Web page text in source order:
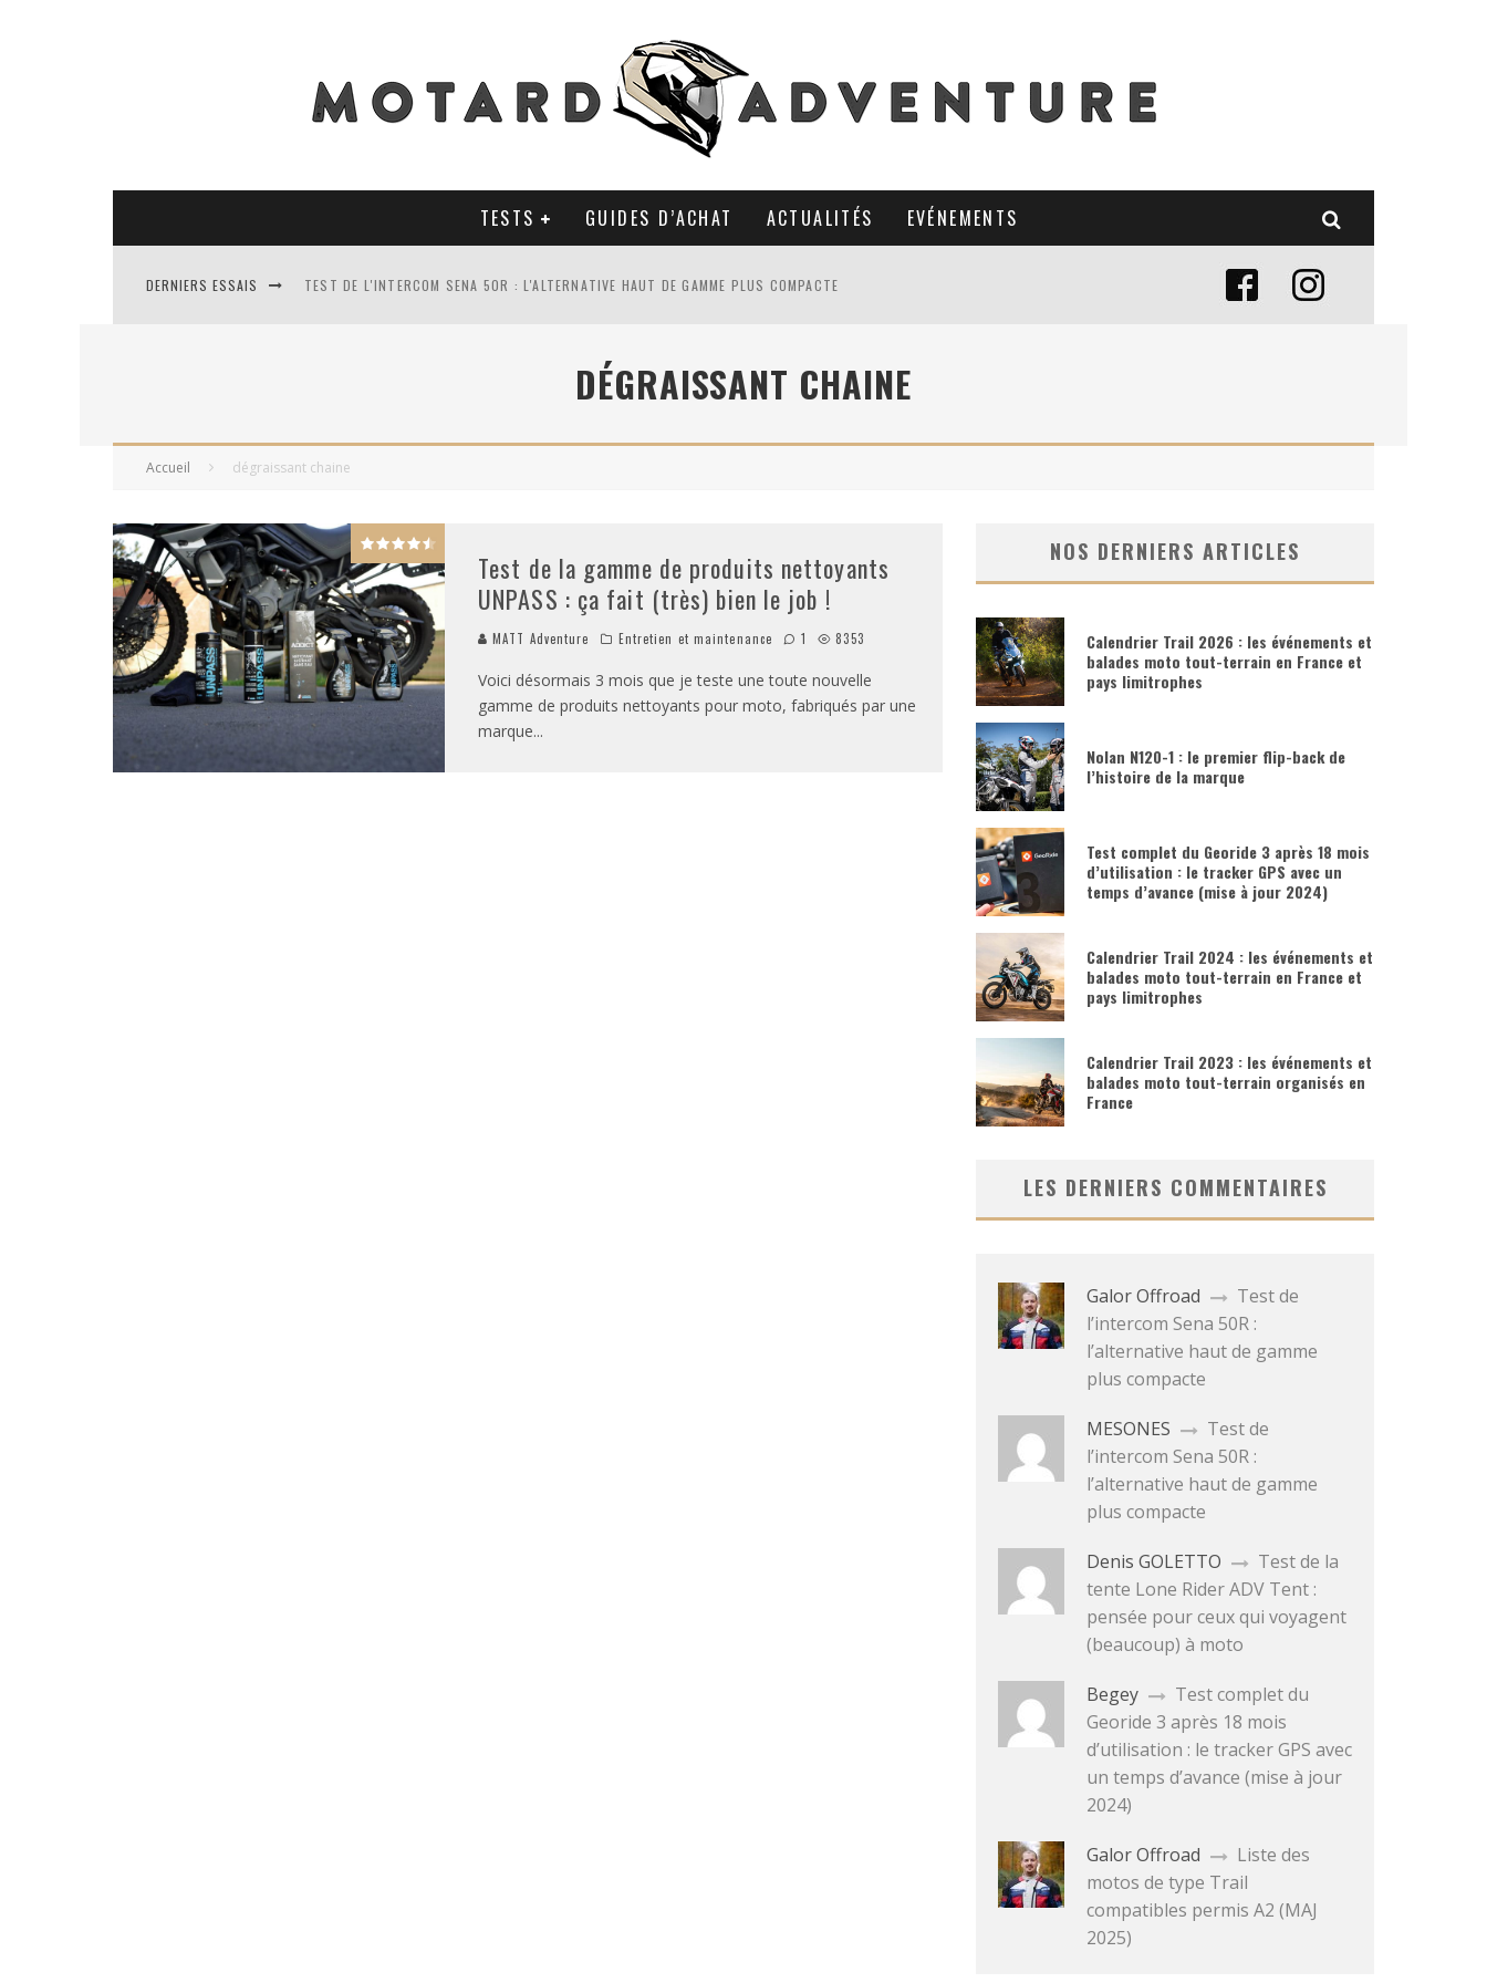
TESTS GUIDES D’ACHAT ACTUALITÉS EVÉNEMENTS
DERNIERS ESSAIS TEST DE L'INTERCOM SENA 50R : L'ALTERNATIVE HAUT DE GAMME PLUS COMPACTE
TEST DES RACER MAVIS 2 : LA POLYVALENCE DE GANTS MI-CUIR MI-SAISON
DÉGRAISSANT CHAINE
Accueil dégraissant chaine
Test de la gamme de produits nettoyants
UNPASS : ça fait (très) bien le job !
MATT Adventure Entretien et maintenance 1 8353
Voici désormais 3 mois que je teste une toute nouvelle
gamme de produits nettoyants pour moto, fabriqués par une
marque...
NOS DERNIERS ARTICLES
Calendrier Trail 2026 : les événements et
balades moto tout-terrain en France et
pays limitrophes
Nolan N120-1 : le premier flip-back de
l’histoire de la marque
Test complet du Georide 3 après 18 mois
d’utilisation : le tracker GPS avec un
temps d’avance (mise à jour 2024)
Calendrier Trail 2024 : les événements et
balades moto tout-terrain en France et
pays limitrophes
Calendrier Trail 2023 : les événements et
balades moto tout-terrain organisés en
France
LES DERNIERS COMMENTAIRES
Galor Offroad
Test de
l’intercom Sena 50R :
l’alternative haut de gamme
plus compacte
MESONES
Test de
l’intercom Sena 50R :
l’alternative haut de gamme
plus compacte
Denis GOLETTO
Test de la
tente Lone Rider ADV Tent :
pensée pour ceux qui voyagent
(beaucoup) à moto
Begey
Test complet du
Georide 3 après 18 mois
d’utilisation : le tracker GPS avec
un temps d’avance (mise à jour
2024)
Galor Offroad
Liste des
motos de type Trail
compatibles permis A2 (MAJ
2025)